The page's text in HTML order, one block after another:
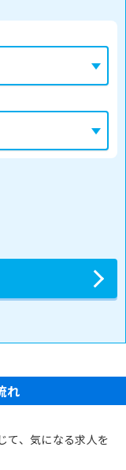
れ
て、気になる求人を